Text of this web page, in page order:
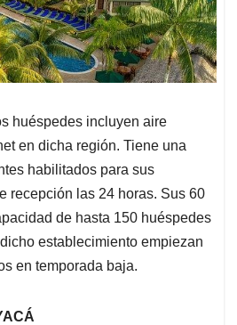
huéspedes incluyen aire
en dicha región. Tiene una
habilitados para sus
recepción las 24 horas. Sus 60
de hasta 150 huéspedes
establecimiento empiezan
en temporada baja.